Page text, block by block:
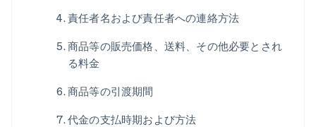
責任者名および責任者への連絡方法
商品等の販売価格、送料、その他必要とされ
る料金
商品等の引渡期間
代金の支払時期および方法